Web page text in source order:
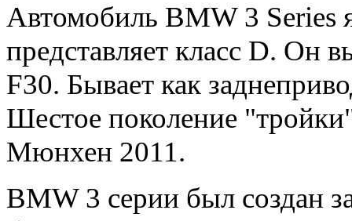
Автомобиль BMW 3 Series
представляет класс D. Он
F30. Бывает как
Шестое поколение
Мюнхен 2011.
BMW 3 серии был создан